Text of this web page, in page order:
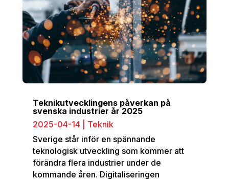
Teknikutvecklingens påverkan på
svenska industrier år 2025
2025-04-14
Teknik
Sverige står inför en spännande
teknologisk utveckling som kommer att
förändra flera industrier under de
kommande åren. Digitaliseringen